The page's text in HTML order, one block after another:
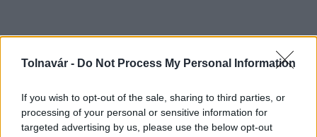
Tolnavár - Do Not Process My Personal Information
If you wish to opt-out of the sale, sharing to third parties, or
processing of your personal or sensitive information for
targeted advertising by us, please use the below opt-out
MAGYAR ÉPÍTŐK
Mi épül?